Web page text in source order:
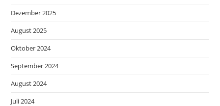
Dezember 2025
August 2025
Oktober 2024
September 2024
August 2024
Juli 2024